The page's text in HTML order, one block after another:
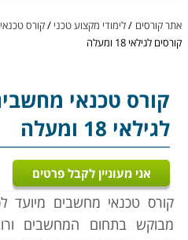
אתר קורסים /לימודי מקצוע טכני /קורס
קורסים לגילאי 18 ומעלה
קורס טכנאי
לגילאי 18 ומעלה
אני מעוניין לקבל פרטים
קורס טכנאי מחשבים מיועד
מבוקש בתחום המחשבים